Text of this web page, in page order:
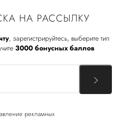
НА РАССЫЛКУ
, зарегистрируйтесь, выберите тип
3000 бонусных баллов
рекламных